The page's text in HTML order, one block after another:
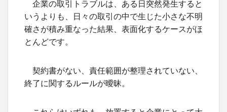
企業の取引トラブルは、ある日突然発生すると
いうよりも、日々の取引の中で生じた小さな不明
確さが積み重なった結果、表面化するケースがほ
とんどです。
契約書がない、責任範囲が整理されていない、
終了に関するルールが曖昧。